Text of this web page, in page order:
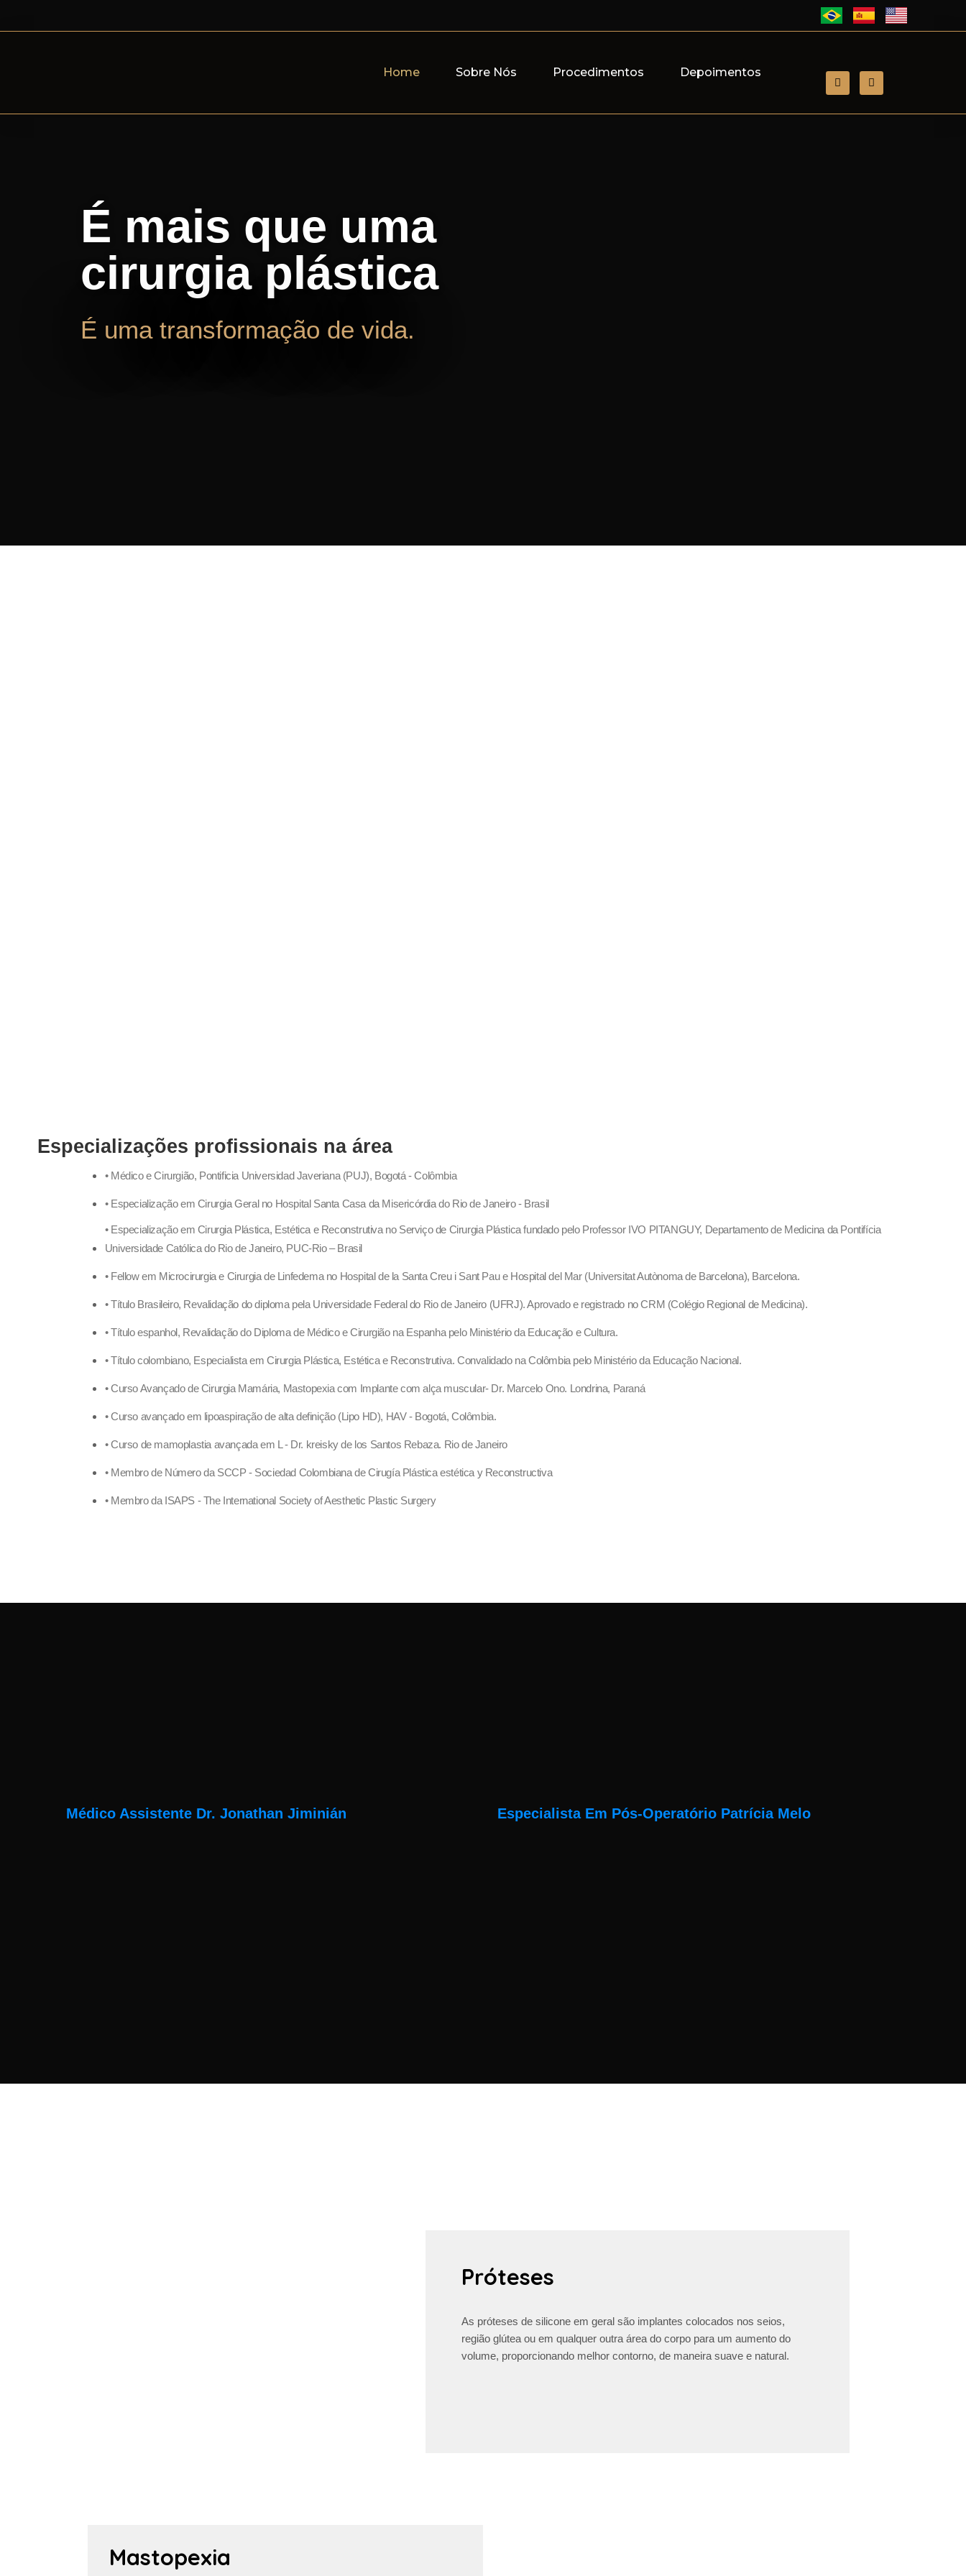
Home Sobre Nós Procedimentos Depoimentos
É mais que uma
cirurgia plástica
É uma transformação de vida.
Especializações profissionais na área
• Médico e Cirurgião, Pontificia Universidad Javeriana (PUJ), Bogotá - Colômbia
• Especialização em Cirurgia Geral no Hospital Santa Casa da Misericórdia do Rio de Janeiro - Brasil
• Especialização em Cirurgia Plástica, Estética e Reconstrutiva no Serviço de Cirurgia Plástica fundado pelo Professor IVO PITANGUY, Departamento de Medicina da Pontifícia
Universidade Católica do Rio de Janeiro, PUC-Rio – Brasil
• Fellow em Microcirurgia e Cirurgia de Linfedema no Hospital de la Santa Creu i Sant Pau e Hospital del Mar (Universitat Autònoma de Barcelona), Barcelona.
• Título Brasileiro, Revalidação do diploma pela Universidade Federal do Rio de Janeiro (UFRJ). Aprovado e registrado no CRM (Colégio Regional de Medicina).
• Título espanhol, Revalidação do Diploma de Médico e Cirurgião na Espanha pelo Ministério da Educação e Cultura.
• Título colombiano, Especialista em Cirurgia Plástica, Estética e Reconstrutiva. Convalidado na Colômbia pelo Ministério da Educação Nacional.
• Curso Avançado de Cirurgia Mamária, Mastopexia com Implante com alça muscular- Dr. Marcelo Ono. Londrina, Paraná
• Curso avançado em lipoaspiração de alta definição (Lipo HD), HAV - Bogotá, Colômbia.
• Curso de mamoplastia avançada em L - Dr. kreisky de los Santos Rebaza. Rio de Janeiro
• Membro de Número da SCCP - Sociedad Colombiana de Cirugía Plástica estética y Reconstructiva
• Membro da ISAPS - The International Society of Aesthetic Plastic Surgery
Médico Assistente Dr. Jonathan Jiminián Especialista Em Pós-Operatório Patrícia Melo
Próteses
As próteses de silicone em geral são implantes colocados nos seios,
região glútea ou em qualquer outra área do corpo para um aumento do
volume, proporcionando melhor contorno, de maneira suave e natural.
Mastopexia